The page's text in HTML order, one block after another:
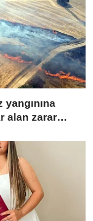
yangınına
alan zarar